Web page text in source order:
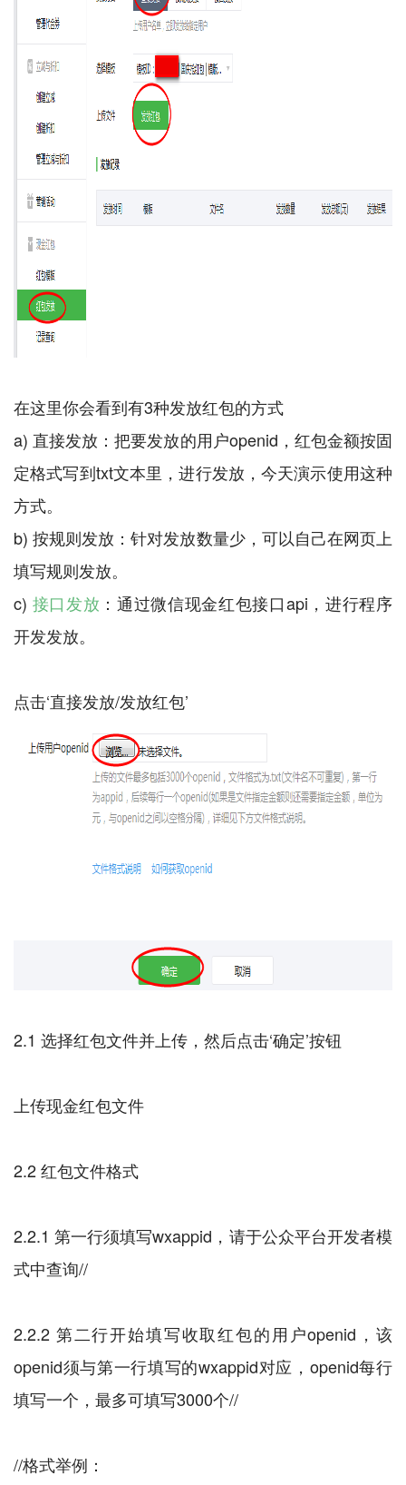
在这里你会看到有3种发放红包的方式
a) 直接发放：把要发放的用户openid，红包金额按固
定格式写到txt文本里，进行发放，今天演示使用这种
方式。
b) 按规则发放：针对发放数量少，可以自己在网页上
填写规则发放。
c) 接口发放 ：通过微信现金红包接口api，进行程序
开发发放。
2.1 选择红包文件并上传，然后点击‘确定’按钮
上传现金红包文件
2.2 红包文件格式
2.2.1 第一行须填写wxappid，请于公众平台开发者模
式中查询//
2.2.2 第二行开始填写收取红包的用户openid，该
openid须与第一行填写的wxappid对应，openid每行
填写一个，最多可填写3000个//
//格式举例：